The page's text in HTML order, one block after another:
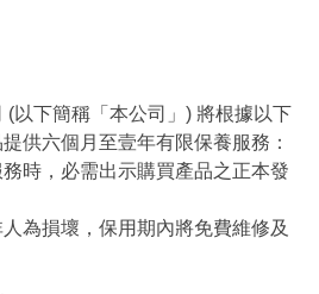
(以下簡稱「本公司」) 將根據以下
供六個月至壹年有限保養服務：
時，必需出示購買產品之正本發
為損壞，保用期內將免費維修及